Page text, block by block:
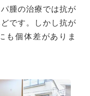
腫の治療では抗が
です。しかし抗が
も個体差がありま